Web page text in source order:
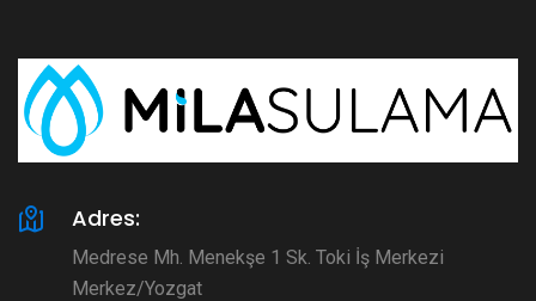
Adres:
Medrese Mh. Menekşe 1 Sk. Toki İş Merkezi
Merkez/Yozgat